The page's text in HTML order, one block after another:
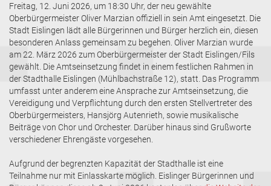
Freitag, 12. Juni 2026, um 18:30 Uhr, der neu gewählte
Oberbürgermeister Oliver Marzian offiziell in sein Amt eingesetzt. Die
Stadt Eislingen lädt alle Bürgerinnen und Bürger herzlich ein, diesen
besonderen Anlass gemeinsam zu begehen. Oliver Marzian wurde
am 22. März 2026 zum Oberbürgermeister der Stadt Eislingen/Fils
gewählt. Die Amtseinsetzung findet in einem festlichen Rahmen in
der Stadthalle Eislingen (Mühlbachstraße 12), statt. Das Programm
umfasst unter anderem eine Ansprache zur Amtseinsetzung, die
Vereidigung und Verpflichtung durch den ersten Stellvertreter des
Oberbürgermeisters, Hansjörg Autenrieth, sowie musikalische
Beiträge von Chor und Orchester. Darüber hinaus sind Grußworte
verschiedener Ehrengäste vorgesehen.
Aufgrund der begrenzten Kapazität der Stadthalle ist eine
Teilnahme nur mit Einlasskarte möglich. Eislinger Bürgerinnen und